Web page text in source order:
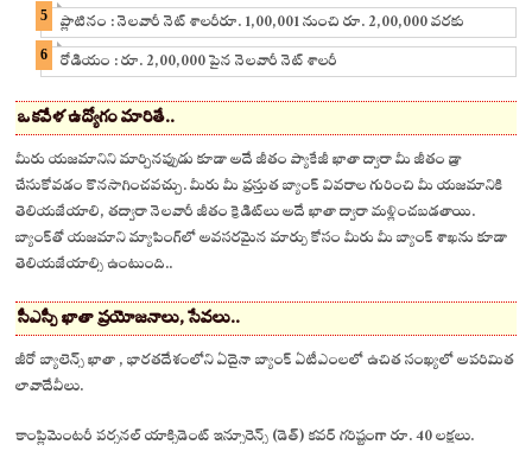
ప్లాటినం : నెలవారీ నెట్ శాలరీరూ. 1,00,001 నుంచి రూ. 2,00,000 వరకు
రోడియం : రూ. 2,00,000 పైన నెలవారీ నెట్ శాలరీ
ఒకవేళ ఉద్యోగం మారితే..
మీరు యజమానిని మార్చినప్పుడు కూడా అదే జీతం ప్యాకేజీ ఖాతా ద్వారా మీ జీతం డ్రా
చేసుకోవడం కొనసాగించవచ్చు. మీరు మీ ప్రస్తుత బ్యాంక్ వివరాల గురించి మీ యజమానికి
తెలియజేయాలి, తద్వారా నెలవారీ జీతం క్రెడిట్‌లు అదే ఖాతా ద్వారా మళ్లించబడతాయి.
బ్యాంక్‌తో యజమాని మ్యాపింగ్‌లో అవసరమైన మార్పు కోసం మీరు మీ బ్యాంక్ శాఖను కూడా
తెలియజేయాల్సి ఉంటుంది..
సీఎస్పీ ఖాతా ప్రయోజనాలు, సేవలు..
జీరో బ్యాలెన్స్ ఖాతా , భారతదేశంలోని ఏదైనా బ్యాంక్ ఏటీఎంలలో ఉచిత సంఖ్యలో అపరిమిత
లావాదేవీలు.
కాంప్లిమెంటరీ పర్సనల్ యాక్సిడెంట్ ఇన్సూరెన్స్ (డెత్) కవర్ గరిష్టంగా రూ. 40 లక్షలు.